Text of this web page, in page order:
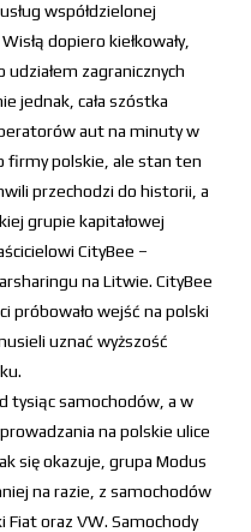
współdzielonej
dopiero kiełkowały,
udziałem zagranicznych
jednak, cała szóstka
aut na minuty w
firmy polskie, ale stan ten
przechodzi do historii, a
grupie kapitałowej
CityBee –
na Litwie. CityBee
próbowało wejść na polski
uznać wyższość
tysiąc samochodów, a w
na polskie ulice
się okazuje, grupa Modus
na razie, z samochodów
oraz VW. Samochody